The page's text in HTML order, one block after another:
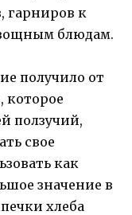
гарниров к
блюдам.
получило от
которое
ползучий,
свое
как
значение в
хлеба